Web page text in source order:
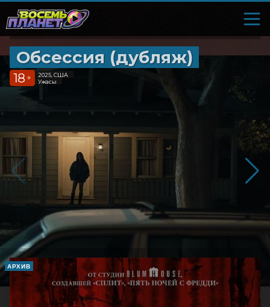
Обсессия (дубляж)
18 +
2025, США
Ужасы
АРХИВ